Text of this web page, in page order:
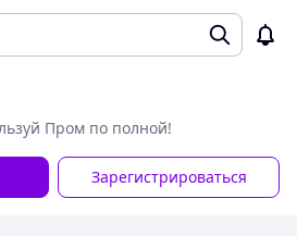
Пром по полной!
Зарегистрироваться